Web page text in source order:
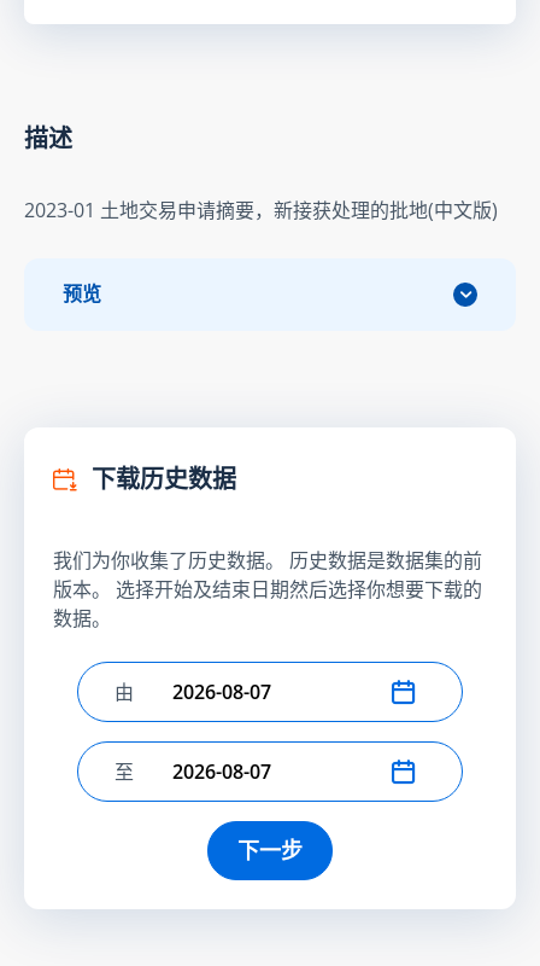
描述
2023-01 土地交易申请摘要，新接获处理的批地(中文版)
预览
下载历史数据
我们为你收集了历史数据。 历史数据是数据集的前
版本。 选择开始及结束日期然后选择你想要下载的
数据。
选择开始日期
由
选择结束日期
至
下一步